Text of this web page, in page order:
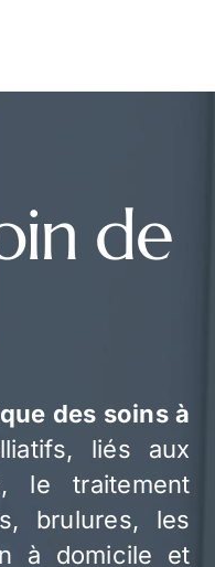
de
des soins à
liés aux
le traitement
brulures, les
à domicile et